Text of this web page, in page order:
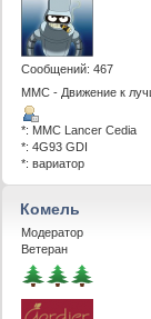
Сообщений: 467
ММС - Движение к
*: MMC Lancer Cedia
*: 4G93 GDI
*: вариатор
Комель
Модератор
Ветеран